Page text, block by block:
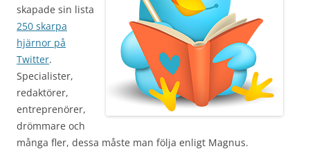
skapade sin lista
250 skarpa
hjärnor på
Twitter.
Specialister,
redaktörer,
entreprenörer,
drömmare och
många fler, dessa måste man följa enligt Magnus.